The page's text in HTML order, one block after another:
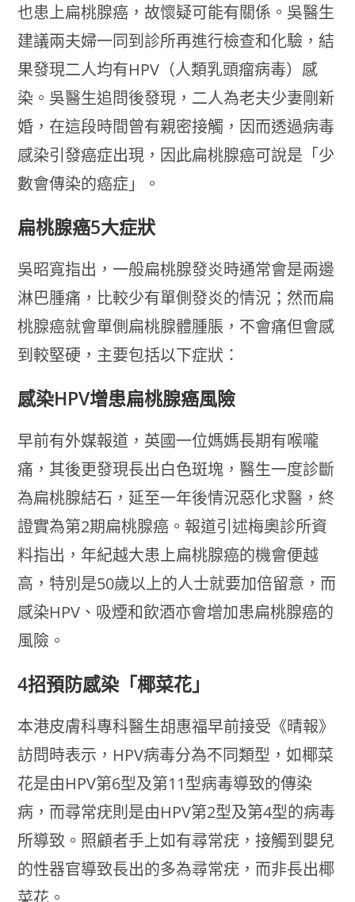
也患上扁桃腺癌，故懷疑可能有關係。吳醫生
建議兩夫婦一同到診所再進行檢查和化驗，結
果發現二人均有HPV（人類乳頭瘤病毒）感
染。吳醫生追問後發現，二人為老夫少妻剛新
婚，在這段時間曾有親密接觸，因而透過病毒
感染引發癌症出現，因此扁桃腺癌可說是「少
數會傳染的癌症」。
扁桃腺癌5大症狀
吳昭寬指出，一般扁桃腺發炎時通常會是兩邊
淋巴腫痛，比較少有單側發炎的情況；然而扁
桃腺癌就會單側扁桃腺體腫脹，不會痛但會感
到較堅硬，主要包括以下症狀：
感染HPV增患扁桃腺癌風險
早前有外媒報道，英國一位媽媽長期有喉嚨
痛，其後更發現長出白色斑塊，醫生一度診斷
為扁桃腺結石，延至一年後情況惡化求醫，終
證實為第2期扁桃腺癌。報道引述梅奧診所資
料指出，年紀越大患上扁桃腺癌的機會便越
高，特別是50歲以上的人士就要加倍留意，而
感染HPV、吸煙和飲酒亦會增加患扁桃腺癌的
風險。
4招預防感染「椰菜花」
本港皮膚科專科醫生胡惠福早前接受《晴報》
訪問時表示，HPV病毒分為不同類型，如椰菜
花是由HPV第6型及第11型病毒導致的傳染
病，而尋常疣則是由HPV第2型及第4型的病毒
所導致。照顧者手上如有尋常疣，接觸到嬰兒
的性器官導致長出的多為尋常疣，而非長出椰
菜花。